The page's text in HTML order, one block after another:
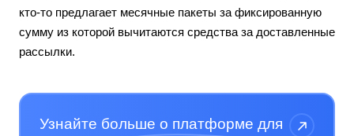
кто-то предлагает месячные пакеты за фиксированную
сумму из которой вычитаются средства за доставленные
рассылки.
Узнайте больше о платформе для